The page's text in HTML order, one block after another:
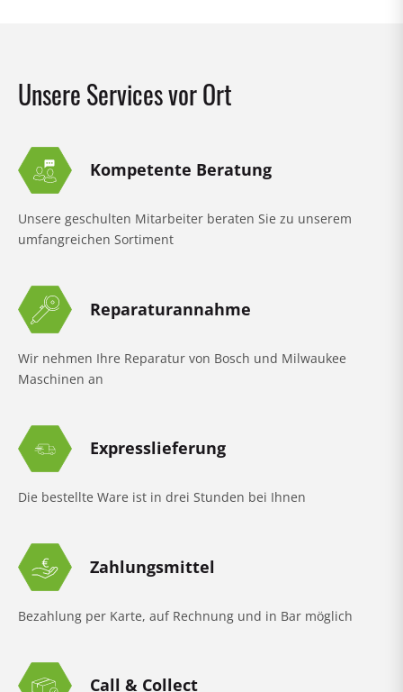
Unsere Services vor Ort
Kompetente Beratung
Unsere geschulten Mitarbeiter beraten Sie zu unserem
umfangreichen Sortiment
Reparaturannahme
Wir nehmen Ihre Reparatur von Bosch und Milwaukee
Maschinen an
Expresslieferung
Die bestellte Ware ist in drei Stunden bei Ihnen
Zahlungsmittel
Bezahlung per Karte, auf Rechnung und in Bar möglich
Call & Collect